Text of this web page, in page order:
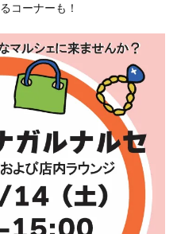
コーナーも！